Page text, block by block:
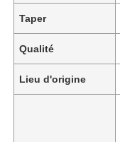
Taper
Qualité
Lieu d'origine